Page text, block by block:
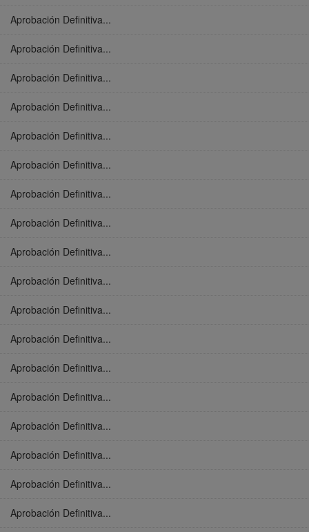
Aprobación Definitiva...
Aprobación Definitiva...
Aprobación Definitiva...
Aprobación Definitiva...
Aprobación Definitiva...
Aprobación Definitiva...
Aprobación Definitiva...
Aprobación Definitiva...
Aprobación Definitiva...
Aprobación Definitiva...
Aprobación Definitiva...
Aprobación Definitiva...
Aprobación Definitiva...
Aprobación Definitiva...
Aprobación Definitiva...
Aprobación Definitiva...
Aprobación Definitiva...
Aprobación Definitiva...